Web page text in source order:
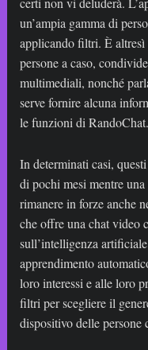
un’ampia gamma di
applicando filtri. È
persone a caso,
multimediali, nonché
serve fornire alcuna
le funzioni di RandoChat.
In determinati casi,
di pochi mesi mentre
rimanere in forze anche
che offre una chat video
sull’intelligenza
apprendimento
loro interessi e alle loro
filtri per scegliere il
dispositivo delle persone